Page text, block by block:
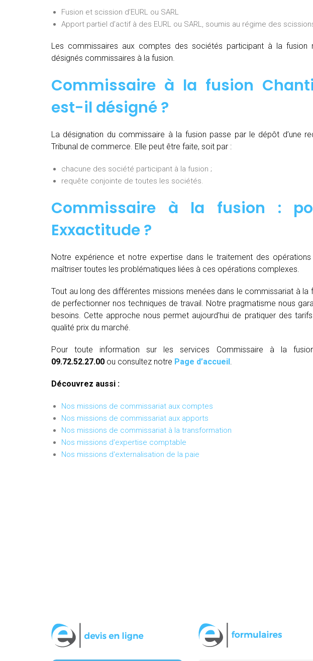
Fusion et scission d’EURL ou SARL
Apport partiel d’actif à des EURL ou SARL, soumis au régime des
Les commissaires aux comptes des sociétés participant à la fusion
désignés commissaires à la fusion.
Commissaire à la fusion
est-il désigné ?
La désignation du commissaire à la fusion passe par le dépôt d’une
Tribunal de commerce. Elle peut être faite, soit par :
chacune des société participant à la fusion ;
requête conjointe de toutes les sociétés.
Commissaire à la fusion :
Exxactitude ?
Notre expérience et notre expertise dans le traitement des
maîtriser toutes les problématiques liées à ces opérations complexes.
Tout au long des différentes missions menées dans le commissariat à la
de perfectionner nos techniques de travail. Notre pragmatisme nous
besoins. Cette approche nous permet aujourd’hui de pratiquer des
qualité prix du marché.
Pour toute information sur les services Commissaire à la
09.72.52.27.00 ou consultez notre Page d’accueil.
Découvrez aussi :
Nos missions de commissariat aux comptes
Nos missions de commissariat aux apports
Nos missions de commissariat à la transformation
Nos missions d'expertise comptable
Nos missions d'externalisation de la paie